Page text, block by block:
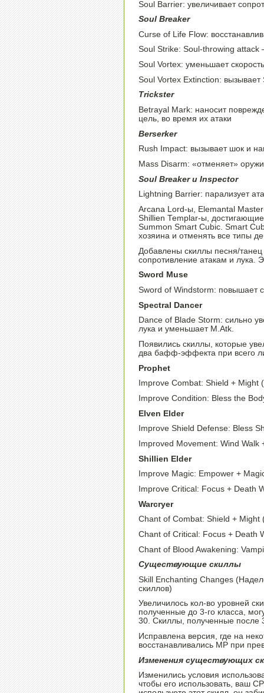
Soul Barrier: увеличивает
Soul Breaker
Curse of Life Flow:
Soul Strike: Soul-throwing
Soul Vortex: уменьшает
Soul Vortex Extinction:
Trickster
Betrayal Mark: наносит
цель, во время их атаки
Berserker
Rush Impact: вызывает шок и
Mass Disarm: «отменяет»
Soul Breaker и Inspector
Lightning Barrier: парализует
Arcana Lord-ы, Elemantal
Shillien Templar-ы,
Summon Smart Cubic. Smart
хозяина и отменять все типы
Добавлены скиллы песня/
сопротивление атакам и лука.
Sword Muse
Sword of Windstorm: повышает
Spectral Dancer
Dance of Blade Storm: сильно
лука и уменьшает M.Atk.
Появились скиллы, которые
два бафф-эффекта при всего
Prophet
Improve Combat: Shield + Might
Improve Condition: Bless the
Elven Elder
Improve Shield Defense: Bless
Improved Movement: Wind Walk
Shillien Elder
Improve Magic: Empower +
Improve Critical: Focus + Death
Warcryer
Chant of Combat: Shield + Might
Chant of Critical: Focus + Death
Chant of Blood Awakening:
Существующие скиллы
Skill Enchanting Changes
скиллов)
Увеличилось кол-во уровней
полученные до 3-го класса,
30. Скиллы, полученные после
Исправлена версия, где на
восстанавливались MP при
Изменения существующих
Изменились условия
чтобы его использовать, ваш